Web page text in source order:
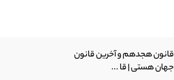
قانون هجدهم و آخرین قانون
جهان هستی | قا ...